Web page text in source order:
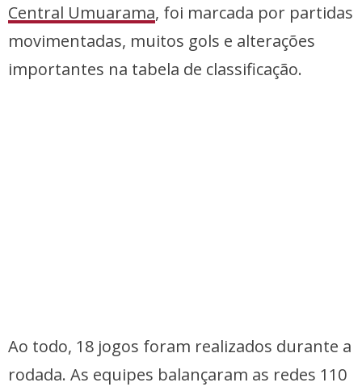
Central Umuarama, foi marcada por partidas
movimentadas, muitos gols e alterações
importantes na tabela de classificação.
Ao todo, 18 jogos foram realizados durante a
rodada. As equipes balançaram as redes 110